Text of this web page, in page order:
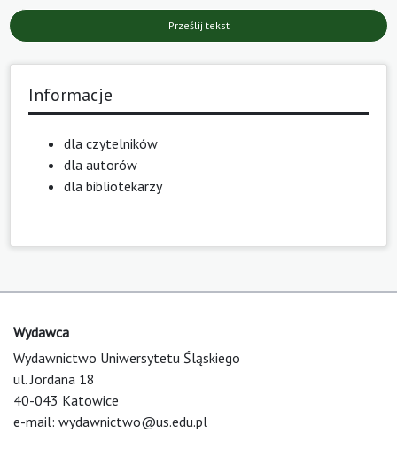
Prześlij tekst
Informacje
dla czytelników
dla autorów
dla bibliotekarzy
Wydawca
Wydawnictwo Uniwersytetu Śląskiego
ul. Jordana 18
40-043 Katowice
e-mail: wydawnictwo@us.edu.pl